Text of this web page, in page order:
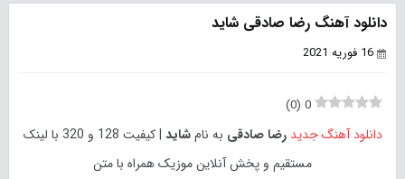
دانلود آهنگ رضا صادقی شاید
16 فوریه 2021
0
(
0
)
دانلود آهنگ جدید رضا صادقی به نامشاید
| کیفیت 128 و 320 با لینک
مستقیم و پخش آنلاین موزیک همراه با متن